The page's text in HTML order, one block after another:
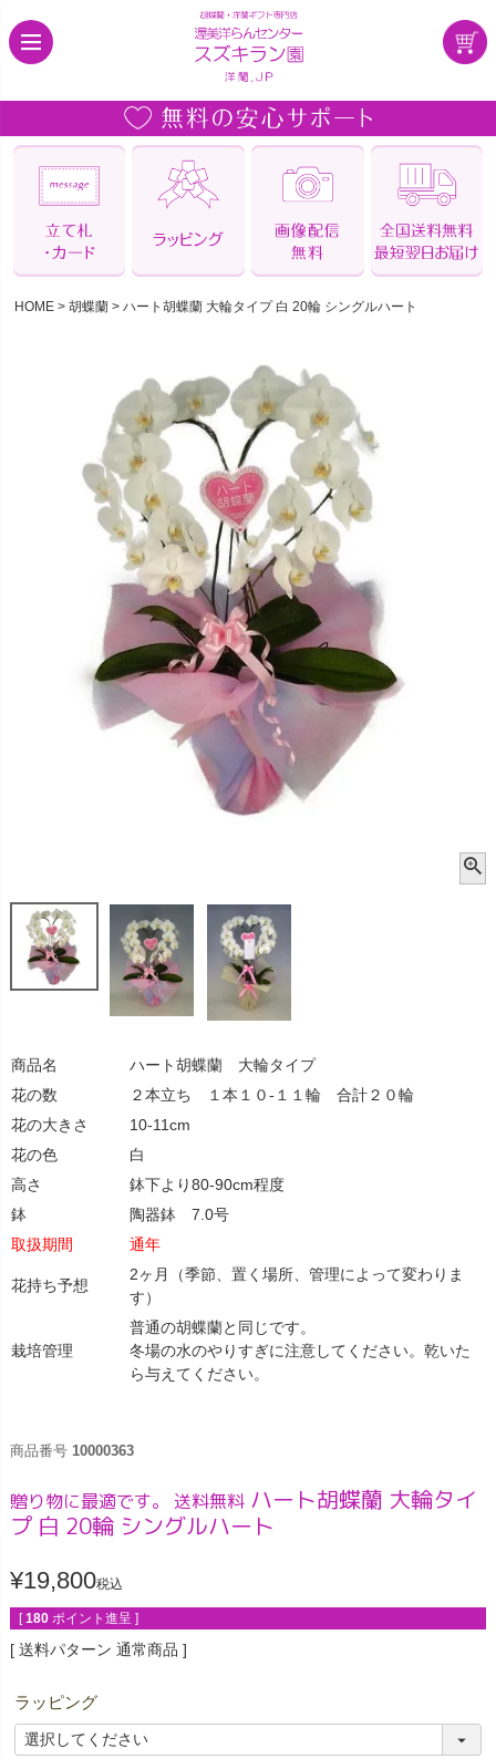
HOME 胡蝶蘭 ハート胡蝶蘭 大輪タイプ 白 20輪 シングルハート
商品名
ハート胡蝶蘭 大輪タイプ
花の数
２本立ち １本１０-１１輪 合計２０輪
花の大きさ
10-11cm
花の色
白
高さ
鉢下より80-90cm程度
鉢
陶器鉢 7.0号
取扱期間
通年
花持ち予想
2ヶ月（季節、置く場所、管理によって変わりま
す）
栽培管理
普通の胡蝶蘭と同じです。
冬場の水のやりすぎに注意してください。乾いた
ら与えてください。
商品番号 10000363
贈り物に最適です。 送料無料 ハート胡蝶蘭 大輪タイ
プ 白 20輪 シングルハート
¥19,800税込
[ 180 ポイント進呈 ]
送料パターン 通常商品
ラッピング